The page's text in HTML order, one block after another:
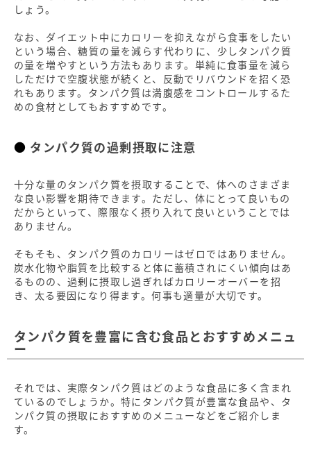
しょう。
なお、ダイエット中にカロリーを抑えながら食事をしたい
という場合、糖質の量を減らす代わりに、少しタンパク質
の量を増やすという方法もあります。単純に食事量を減ら
しただけで空腹状態が続くと、反動でリバウンドを招く恐
れもあります。タンパク質は満腹感をコントロールするた
めの食材としてもおすすめです。
タンパク質の過剰摂取に注意
十分な量のタンパク質を摂取することで、体へのさまざま
な良い影響を期待できます。ただし、体にとって良いもの
だからといって、際限なく摂り入れて良いということでは
ありません。
そもそも、タンパク質のカロリーはゼロではありません。
炭水化物や脂質を比較すると体に蓄積されにくい傾向はあ
るものの、過剰に摂取し過ぎればカロリーオーバーを招
き、太る要因になり得ます。何事も適量が大切です。
タンパク質を豊富に含む食品とおすすめメニュ
ー
それでは、実際タンパク質はどのような食品に多く含まれ
ているのでしょうか。特にタンパク質が豊富な食品や、タ
ンパク質の摂取におすすめのメニューなどをご紹介しま
す。